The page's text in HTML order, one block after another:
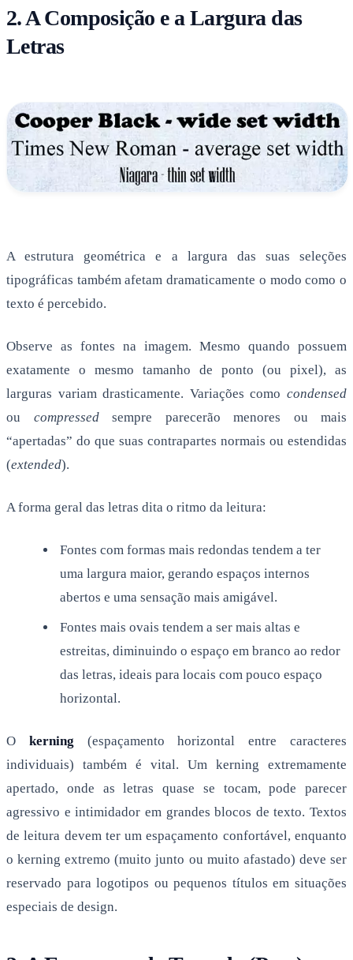
2. A Composição e a Largura das
Letras
A estrutura geométrica e a largura das suas seleções
tipográficas também afetam dramaticamente o modo como o
texto é percebido.
Observe as fontes na imagem. Mesmo quando possuem
exatamente o mesmo tamanho de ponto (ou pixel), as
larguras variam drasticamente. Variações como condensed
ou compressedsempre parecerão menores ou mais
“apertadas” do que suas contrapartes normais ou estendidas
(extended).
A forma geral das letras dita o ritmo da leitura:
Fontes com formas mais redondas tendem a ter
uma largura maior, gerando espaços internos
abertos e uma sensação mais amigável.
Fontes mais ovais tendem a ser mais altas e
estreitas, diminuindo o espaço em branco ao redor
das letras, ideais para locais com pouco espaço
horizontal.
O kerning (espaçamento horizontal entre caracteres
individuais) também é vital. Um kerning extremamente
apertado, onde as letras quase se tocam, pode parecer
agressivo e intimidador em grandes blocos de texto. Textos
de leitura devem ter um espaçamento confortável, enquanto
o kerning extremo (muito junto ou muito afastado) deve ser
reservado para logotipos ou pequenos títulos em situações
especiais de design.